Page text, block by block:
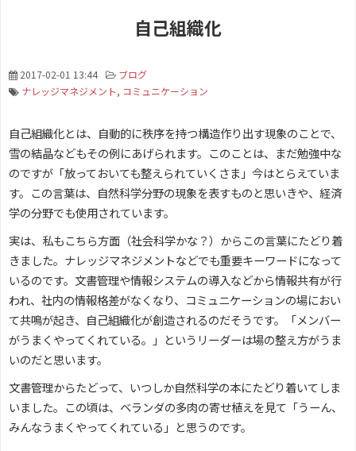
自己組織化
2017-02-01 13:44
ブログ
ナレッジマネジメント コミュニケーション
自己組織化とは、自動的に秩序を持つ構造作り出す現象のことで、
雪の結晶などもその例にあげられます。このことは、まだ勉強中な
のですが「放っておいても整えられていくさま」今はとらえていま
す。この言葉は、自然科学分野の現象を表すものと思いきや、経済
学の分野でも使用されています。
実は、私もこちら方面（社会科学かな？）からこの言葉にたどり着
きました。ナレッジマネジメントなどでも重要キーワードになって
いるのです。文書管理や情報システムの導入などから情報共有が行
われ、社内の情報格差がなくなり、コミュニケーションの場におい
て共鳴が起き、自己組織化が創造されるのだそうです。「メンバー
がうまくやってくれている。」というリーダーは場の整え方がうま
いのだと思います。
文書管理からたどって、いつしか自然科学の本にたどり着いてしま
いました。この頃は、ベランダの多肉の寄せ植えを見て「うーん、
みんなうまくやってくれている」と思うのです。